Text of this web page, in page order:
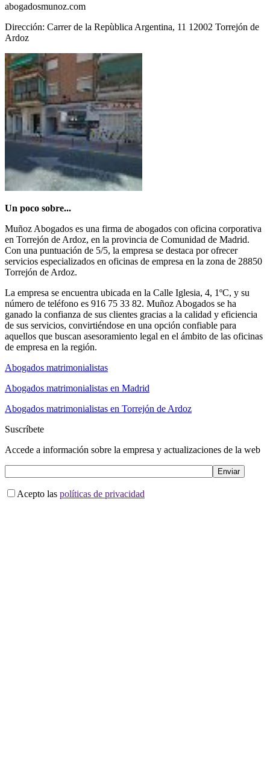
abogadosmunoz.com
Dirección: Carrer de la Repùblica Argentina, 11 12002 Torrejón de
Ardoz
Un poco sobre...
Muñoz Abogados es una firma de abogados con oficina corporativa
en Torrejón de Ardoz, en la provincia de Comunidad de Madrid.
Con una puntuación de 5/5, la empresa se destaca por ofrecer
servicios especializados en oficinas de empresa en la zona de 28850
Torrejón de Ardoz.
La empresa se encuentra ubicada en la Calle Iglesia, 4, 1ºC, y su
número de teléfono es 916 75 33 82. Muñoz Abogados se ha
ganado la confianza de sus clientes gracias a la calidad y eficiencia
de sus servicios, convirtiéndose en una opción confiable para
aquellos que buscan asesoramiento legal en el ámbito de las oficinas
de empresa en la región.
Abogados matrimonialistas
Abogados matrimonialistas en Madrid
Abogados matrimonialistas en Torrejón de Ardoz
Suscríbete
Accede a información sobre la empresa y actualizaciones de la web
Acepto las políticas de privacidad